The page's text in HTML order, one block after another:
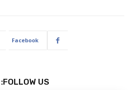
Facebook
FOLLOW US: